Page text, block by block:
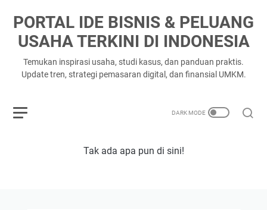
PORTAL IDE BISNIS & PELUANG
USAHA TERKINI DI INDONESIA
Temukan inspirasi usaha, studi kasus, dan panduan praktis.
Update tren, strategi pemasaran digital, dan finansial UMKM.
Tak ada apa pun di sini!